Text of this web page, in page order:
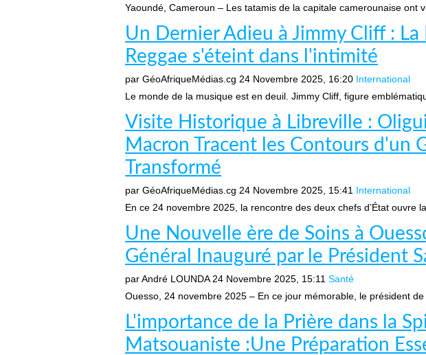
Yaoundé, Cameroun – Les tatamis de la capitale camerounaise ont
Un Dernier Adieu à Jimmy Cliff : La
Reggae s'éteint dans l'intimité
par GéoAfriqueMédias.cg 24 Novembre 2025, 16:20 International
Le monde de la musique est en deuil. Jimmy Cliff, figure
Visite Historique à Libreville :
Macron Tracent les Contours d'un
Transformé
par GéoAfriqueMédias.cg 24 Novembre 2025, 15:41 International
En ce 24 novembre 2025, la rencontre des deux chefs d’État ouvre la
Une Nouvelle ère de Soins à
Général Inauguré par le Président
par André LOUNDA 24 Novembre 2025, 15:11 Santé
Ouesso, 24 novembre 2025 – En ce jour mémorable, le président de
L'importance de la Prière dans la
Matsouaniste :Une Préparation